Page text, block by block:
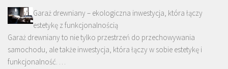
Garaż drewniany – ekologiczna inwestycja, która łączy
estetykę z funkcjonalnością
Garaż drewniany to nie tylko przestrzeń do przechowywania
samochodu, ale także inwestycja, która łączy w sobie estetykę i
funkcjonalność. …